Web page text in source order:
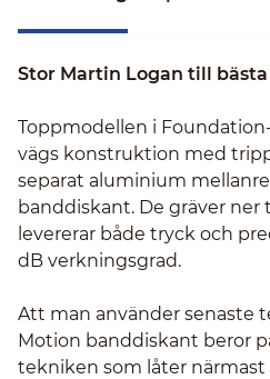
Stor Martin Logan till
Toppmodellen i
vägs konstruktion med
separat aluminium
banddiskant. De gräver ner
levererar både tryck och
dB verkningsgrad.
Att man använder senaste
Motion banddiskant beror
tekniken som låter närmast